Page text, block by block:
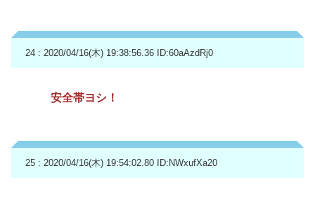
24 : 2020/04/16(木) 19:38:56.36 ID:60aAzdRj0
安全帯ヨシ！
25 : 2020/04/16(木) 19:54:02.80 ID:NWxufXa20